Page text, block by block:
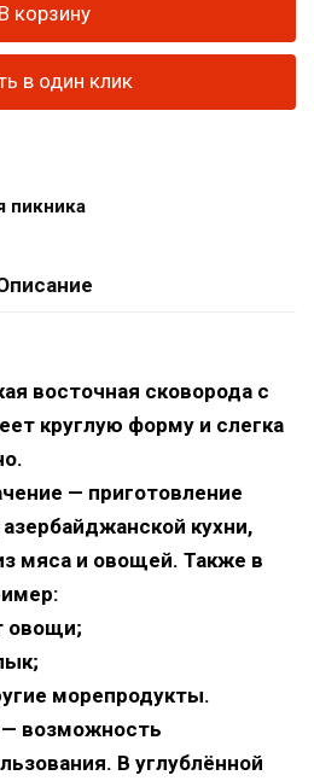
В корзину
в один клик
пикника
восточная сковорода с
круглую форму и слегка
— приготовление
кухни,
мяса и овощей. Также в
овощи;
морепродукты.
возможность
В углублённой